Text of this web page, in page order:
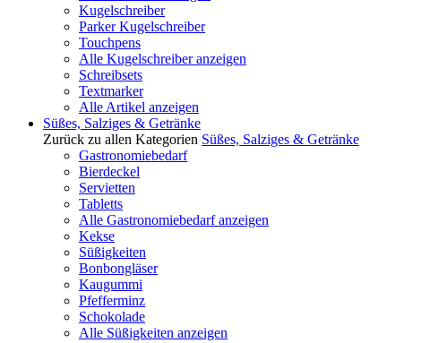
Kugelschreiber
Parker Kugelschreiber
Touchpens
Alle Kugelschreiber anzeigen
Schreibsets
Textmarker
Alle Artikel anzeigen
Süßes, Salziges & Getränke
Zurück zu allen Kategorien Süßes, Salziges & Getränke
Gastronomiebedarf
Bierdeckel
Servietten
Tabletts
Alle Gastronomiebedarf anzeigen
Kekse
Süßigkeiten
Bonbongläser
Kaugummi
Pfefferminz
Schokolade
Alle Süßigkeiten anzeigen